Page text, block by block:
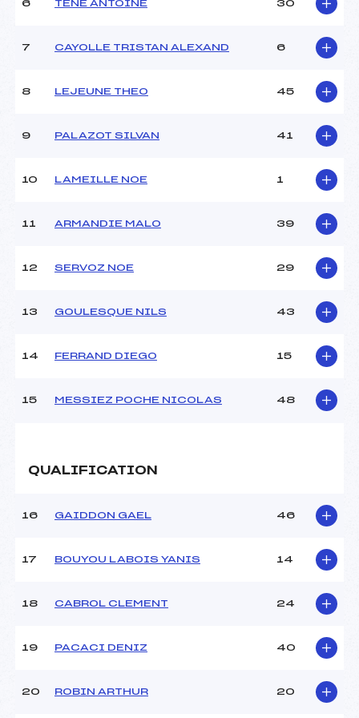
Température arrivée :
180.0000
6 TENE ANTOINE 30
7 CAYOLLE TRISTAN ALEXAND 6
8 LEJEUNE THEO 45
9 PALAZOT SILVAN 41
10 LAMEILLE NOE 1
11 ARMANDIE MALO 39
12 SERVOZ NOE 29
13 GOULESQUE NILS 43
14 FERRAND DIEGO 15
15 MESSIEZ POCHE NICOLAS 48
QUALIFICATION
16 GAIDDON GAEL 46
17 BOUYOU LABOIS YANIS 14
18 CABROL CLEMENT 24
19 PACACI DENIZ 40
20 ROBIN ARTHUR 20